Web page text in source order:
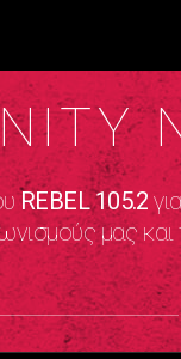
REBEL 105.2
μας